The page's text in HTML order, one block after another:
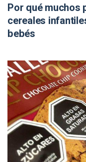
Por qué muchos
cereales
bebés